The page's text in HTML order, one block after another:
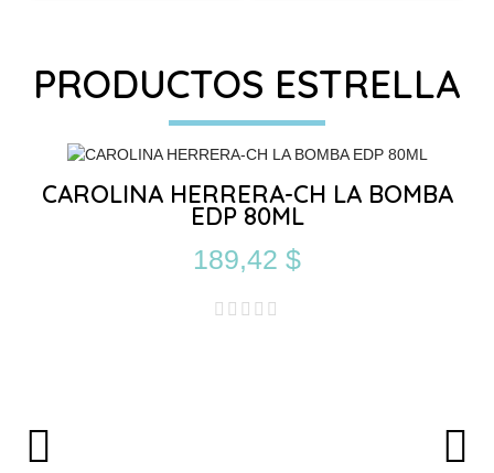
PRODUCTOS ESTRELLA
CAROLINA HERRERA-CH LA BOMBA
EDP 80ML
189,42 $